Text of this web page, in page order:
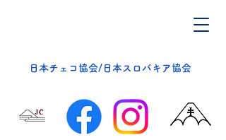
​日本チェコ協会/日本スロバキア協会